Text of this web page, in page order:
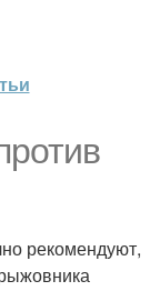
рекомендуют,